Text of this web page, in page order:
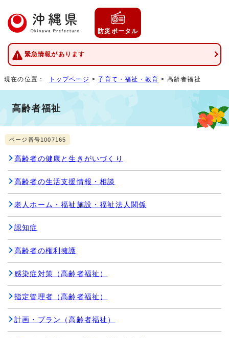
防災ポータル
緊急情報があります
現在の位置： トップページ >子育て・福祉・教育 > 高齢者福祉
高齢者福祉
ページ番号1007165
高齢者の健康と生きがいづくり
高齢者の生活支援情報・相談
老人ホーム・福祉施設・福祉法人関係
認知症
高齢者の権利擁護
感染症対策（高齢者福祉）
指定管理者（高齢者福祉）
計画・プラン（高齢者福祉）